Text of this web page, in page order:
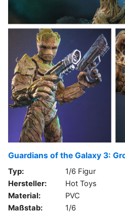
Guardians of the Galaxy 3:
Typ:
1/6 Figur
Hersteller:
Hot Toys
Material:
PVC
Maßstab:
1/6